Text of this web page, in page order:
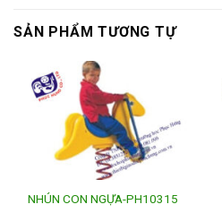
SẢN PHẨM TƯƠNG TỰ
NHÚN CON NGỰA-PH10315